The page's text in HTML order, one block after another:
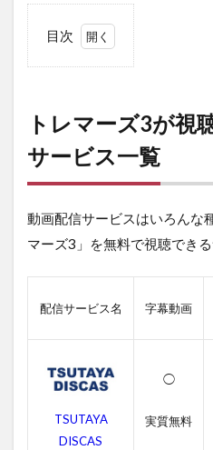
目次
マ
ー
視
で
る
配
サ
ビ
ス
トレマーズ3が視
サービス一覧
動画配信サービスはいろんな
マーズ3」を無料で視聴でき
配信サービス名 字幕動画
TSUTAYA
DISCAS
◯
実質無料